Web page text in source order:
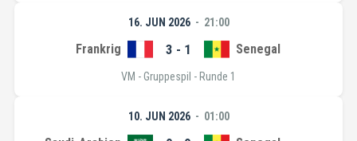
16. JUN 2026 21:00
Frankrig 3 - 1 Senegal
VM - Gruppespil - Runde 1
10. JUN 2026 01:00